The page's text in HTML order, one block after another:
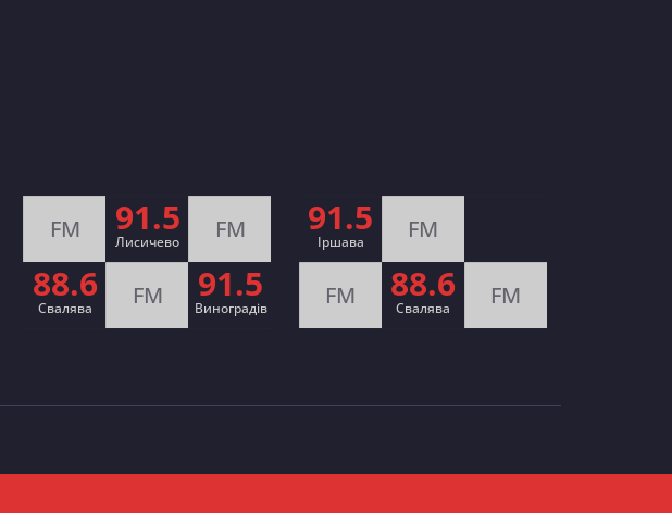
FM 91.5
Лисичево FM
88.6
Свалява FM 91.5
Виноградів
91.5
Іршава FM
FM 88.6
Cвалява FM